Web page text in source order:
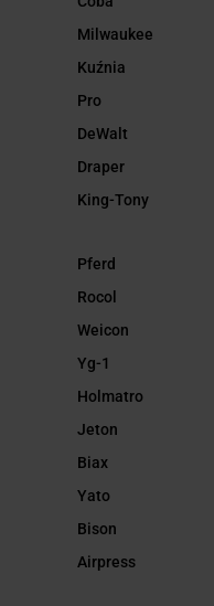
Milwaukee
Kuźnia
Pro
DeWalt
Draper
King-Tony
Pferd
Rocol
Weicon
Yg-1
Holmatro
Jeton
Biax
Yato
Bison
Airpress